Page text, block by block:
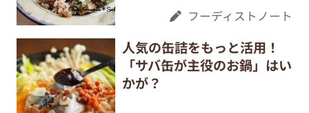
フーディストノート
人気の缶詰をもっと活用！
「サバ缶が主役のお鍋」はい
かが？